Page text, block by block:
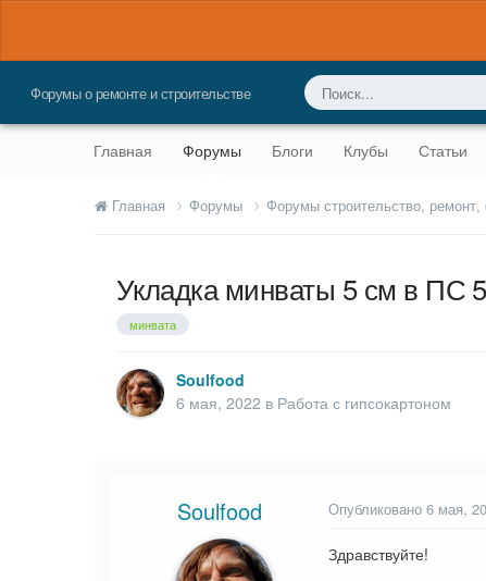
Форумы о ремонте и строительстве
Главная Форумы Блоги Клубы Статьи
Главная Форумы Форумы строительство, ремонт,
Укладка минваты 5 см в ПС
минвата
Soulfood
6 мая, 2022 в Работа с гипсокартоном
Soulfood Опубликовано 6 мая,
Здравствуйте!